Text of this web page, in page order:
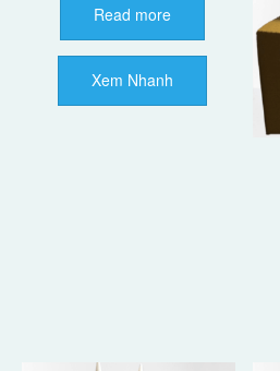
Read more
Xem Nhanh